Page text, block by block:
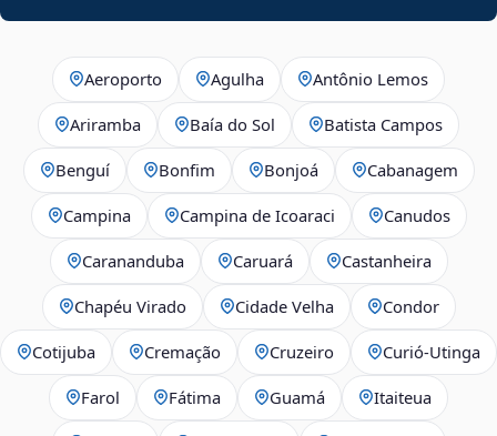
Aeroporto Agulha Antônio Lemos
Ariramba Baía do Sol Batista Campos
Benguí Bonfim Bonjoá Cabanagem
Campina Campina de Icoaraci Canudos
Carananduba Caruará Castanheira
Chapéu Virado Cidade Velha Condor
Cotijuba Cremação Cruzeiro Curió-Utinga
Farol Fátima Guamá Itaiteua